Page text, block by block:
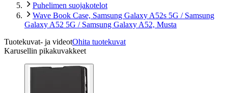
Puhelimen suojakotelot
Wave Book Case, Samsung Galaxy A52s 5G / Samsung
Galaxy A52 5G / Samsung Galaxy A52, Musta
Tuotekuvat- ja videotOhita tuotekuvat
Karusellin pikakuvakkeet